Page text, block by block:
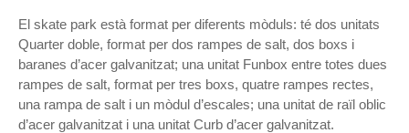
El skate park està format per diferents mòduls: té dos unitats
Quarter doble, format per dos rampes de salt, dos boxs i
baranes d’acer galvanitzat; una unitat Funbox entre totes dues
rampes de salt, format per tres boxs, quatre rampes rectes,
una rampa de salt i un mòdul d’escales; una unitat de raïl oblic
d’acer galvanitzat i una unitat Curb d’acer galvanitzat.